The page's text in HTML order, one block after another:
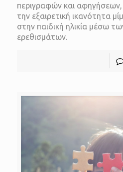
περιγραφών και
την εξαιρετική ικανότητα
στην παιδική ηλικία μέσω
ερεθισμάτων.